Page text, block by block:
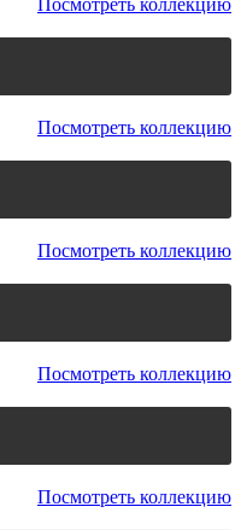
Посмотреть коллекцию
Посмотреть коллекцию
Посмотреть коллекцию
Посмотреть коллекцию
Посмотреть коллекцию